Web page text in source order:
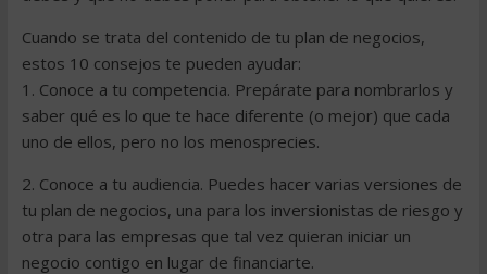
Cuando se trata del contenido de tu plan de negocios,
estos 10 consejos te pueden ayudar:
1. Conoce a tu competencia. Prepárate para nombrarlos y
saber qué es lo que te hace diferente (o mejor) que cada
uno de ellos, pero no los menosprecies.
2. Conoce a tu audiencia. Puedes hacer varias versiones de
tu plan de negocios, una para los inversionistas de riesgo y
otra para las empresas que tal vez quieran iniciar un
negocio contigo en lugar de financiarte.